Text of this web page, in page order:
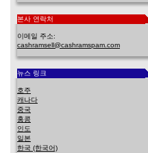
본사 연락처
이메일 주소:
cashramsell@cashramspam.com
뉴스 링크
호주
캐나다
중국
홍콩
인도
일본
한국 (한국어)